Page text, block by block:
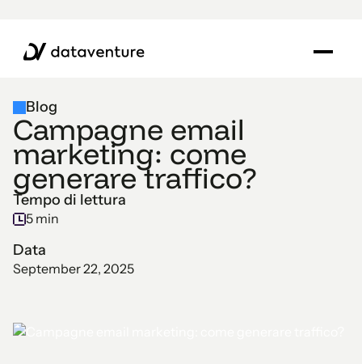
Blog
Campagne email
marketing: come
generare traffico?
Tempo di lettura
5 min
Data
September 22, 2025